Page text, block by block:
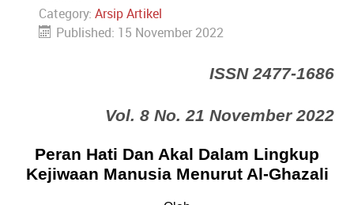
Category: Arsip Artikel
Published: 15 November 2022
ISSN 2477-1686
Vol. 8 No. 21 November 2022
Peran Hati Dan Akal Dalam Lingkup
Kejiwaan Manusia Menurut Al-Ghazali